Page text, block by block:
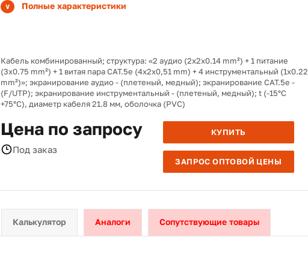
Полные характеристики
Кабель комбинированный; структура: «2 аудио (2x2x0.14 mm²) + 1 питание
(3x0.75 mm²) + 1 витая пара CAT.5e (4x2x0,51 mm) + 4 инструментальный (1x0.22
mm²)»; экранирование аудио - (плетеный, медный); экранирование CAT.5e -
(F/UTP); экранирование инструментальный - (плетеный, медный); t (-15°C
+75°C), диаметр кабеля 21.8 мм, оболочка (PVC)
Цена по запросу
Под заказ
КУПИТЬ
ЗАПРОС ОПТОВОЙ ЦЕНЫ
Калькулятор Аналоги Сопутствующие товары